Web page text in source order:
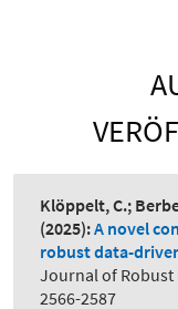
Klöppelt, C.;
(2025):A novel
robust data-
Journal of Robust
2566-2587